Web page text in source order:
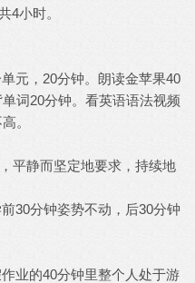
4小时。
元，20分钟。朗读金苹果40
词20分钟。看英语语法视频
。
平静而坚定地要求，持续地
30分钟姿势不动，后30分钟
业的40分钟里整个人处于游